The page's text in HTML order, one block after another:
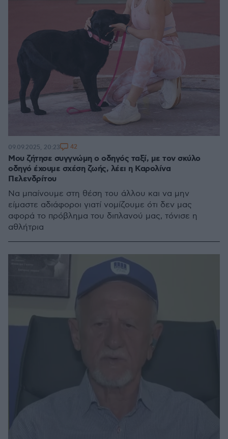
Μου ζήτησε συγγνώμη ο οδηγός ταξί, με τον σκύλο
οδηγό έχουμε σχέση ζωής, λέει η Καρολίνα
Πελενδρίτου
Να μπαίνουμε στη θέση του άλλου και να μην
είμαστε αδιάφοροι γιατί νομίζουμε ότι δεν μας
αφορά το πρόβλημα του διπλανού μας, τόνισε η
αθλήτρια
09.09.2025, 20:23 42